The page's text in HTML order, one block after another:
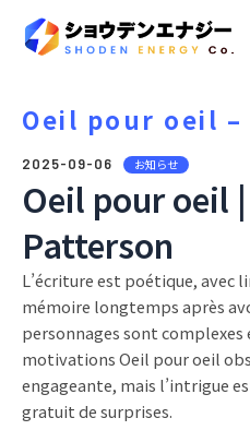
Oeil pour oeil –
2025-09-06 お知らせ
Oeil pour oeil
Patterson
L’écriture est poétique, avec
mémoire longtemps après
personnages sont complexes
motivations Oeil pour oeil
engageante, mais l’intrigue
gratuit de surprises.